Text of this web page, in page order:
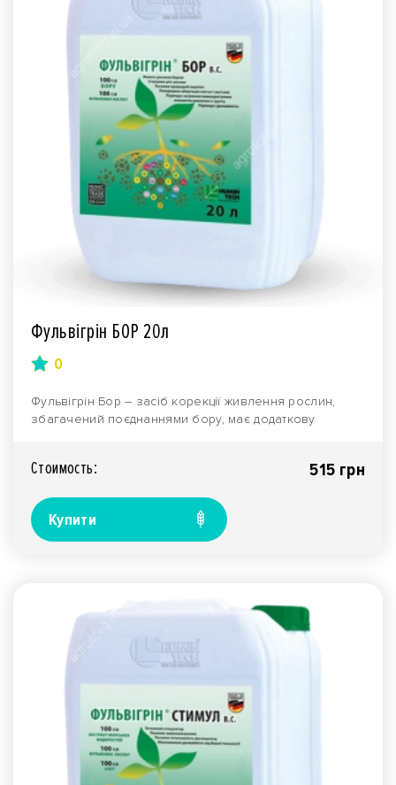
Фульвігрін БОР 20л
0
Фульвігрін Бор – засіб корекції живлення рослин,
збагачений поєднаннями бору, має додаткову
Стоимость: 515 грн
Купити